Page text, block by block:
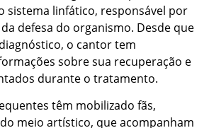
sistema linfático, responsável por
defesa do organismo. Desde que
o cantor tem
sobre sua recuperação e
durante o tratamento.
têm mobilizado fãs,
meio artístico, que acompanham